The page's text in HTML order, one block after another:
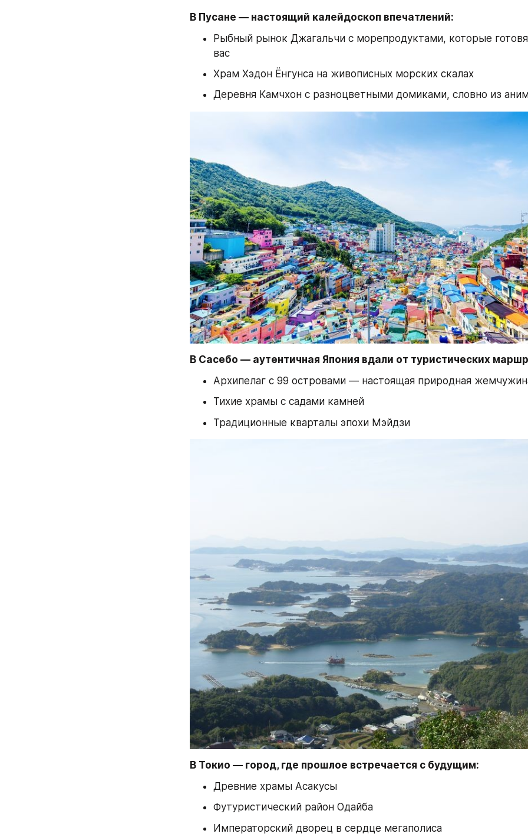
В Пусане — настоящий калейдоскоп впечатлений:
Рыбный рынок Джагальчи с морепродуктами, которые
вас
Храм Хэдон Ёнгунса на живописных морских скалах
Деревня Камчхон с разноцветными домиками, словно из
В Сасебо — аутентичная Япония вдали от туристических
Архипелаг с 99 островами — настоящая природная
Тихие храмы с садами камней
Традиционные кварталы эпохи Мэйдзи
В Токио — город, где прошлое встречается с будущим:
Древние храмы Асакусы
Футуристический район Одайба
Императорский дворец в сердце мегаполиса